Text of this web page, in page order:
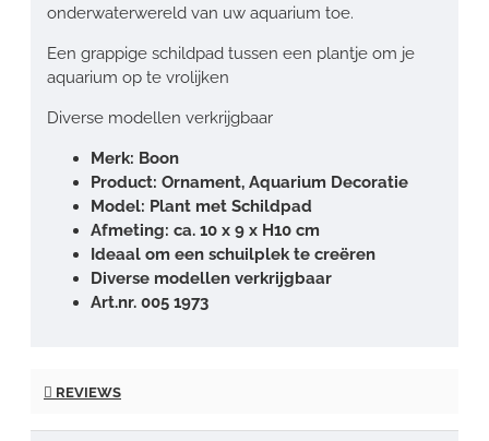
onderwaterwereld van uw aquarium toe.
Een grappige schildpad tussen een plantje om je
aquarium op te vrolijken
Diverse modellen verkrijgbaar
Merk: Boon
Product: Ornament, Aquarium Decoratie
Model: Plant met Schildpad
Afmeting: ca. 10 x 9 x H10 cm
Ideaal om een schuilplek te creëren
Diverse modellen verkrijgbaar
Art.nr. 005 1973
REVIEWS